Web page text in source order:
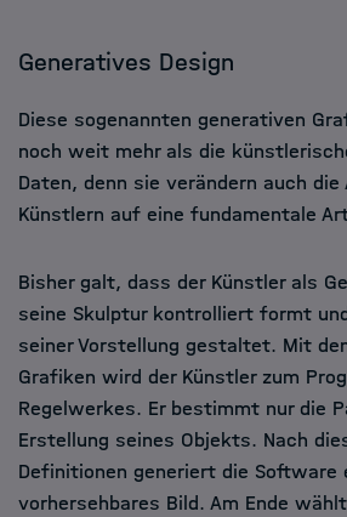
Generatives Design
Diese sogenannten generativen
noch weit mehr als die
Daten, denn sie verändern auch
Künstlern auf eine fundamentale
Bisher galt, dass der Künstler als
seine Skulptur kontrolliert formt
seiner Vorstellung gestaltet. Mit
Grafiken wird der Künstler zum
Regelwerkes. Er bestimmt nur die
Erstellung seines Objekts. Nach
Definitionen generiert die Software
vorhersehbares Bild. Am Ende